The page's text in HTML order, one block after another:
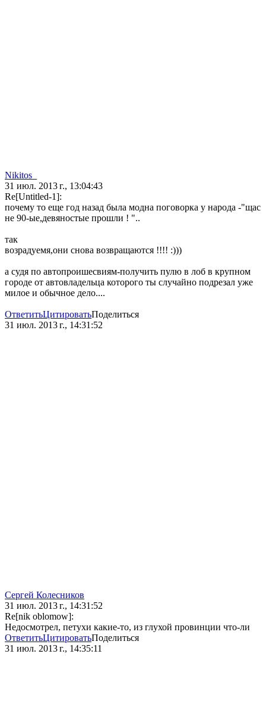
Nikitos_
31 июл. 2013 г., 13:04:43
Re[Untitled-1]:
почему то еще год назад была модна поговорка у народа -"щас
не 90-ые,девяностые прошли ! "..
так
возрадуемя,они снова возвращаются !!!! :)))
а судя по автопроишесвиям-получить пулю в лоб в крупном
городе от автовладельца которого ты случайно подрезал уже
милое и обычное дело....
ОтветитьЦитироватьПоделиться
31 июл. 2013 г., 14:31:52
Сергей Колесников
31 июл. 2013 г., 14:31:52
Re[nik oblomow]:
Недосмотрел, петухи какие-то, из глухой провинции что-ли
ОтветитьЦитироватьПоделиться
31 июл. 2013 г., 14:35:11